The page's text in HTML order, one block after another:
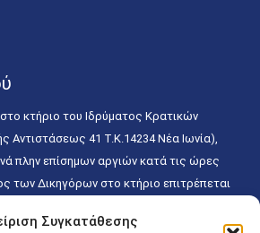
Συγκατάθεσης
κτήριο του Ιδρύματος Κρατικών
Αντιστάσεως 41 T.K.14234 Νέα Ιωνία),
πλην επίσημων αργιών κατά τις ώρες
των Δικηγόρων στο κτήριο επιτρέπεται
ώρα χωρίς κανέναν χρονικό ή άλλο